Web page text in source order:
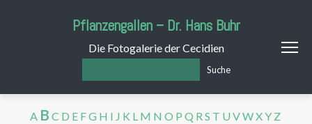
Pflanzengallen – Dr. Hans Buhr
Die Fotogalerie der Cecidien
Suche
A B C D E FG H I J K L M N O P Q R S T U VWXY Z